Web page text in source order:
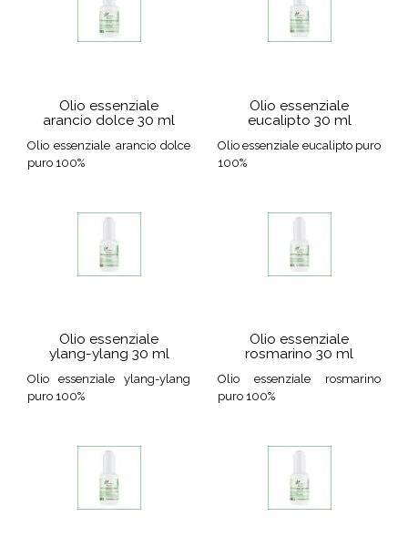
Olio essenziale
arancio dolce 30 ml
Olio essenziale arancio dolce
puro 100%
Olio essenziale
eucalipto 30 ml
Olio essenziale eucalipto puro
100%
Olio essenziale
ylang-ylang 30 ml
Olio essenziale ylang-ylang
puro 100%
Olio essenziale
rosmarino 30 ml
Olio essenziale rosmarino
puro 100%